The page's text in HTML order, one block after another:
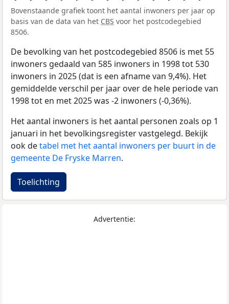
Bovenstaande grafiek toont het aantal inwoners per jaar op
basis van de data van het CBS voor het postcodegebied
8506.
De bevolking van het postcodegebied 8506 is met 55
inwoners gedaald van 585 inwoners in 1998 tot 530
inwoners in 2025 (dat is een afname van 9,4%). Het
gemiddelde verschil per jaar over de hele periode van
1998 tot en met 2025 was -2 inwoners (-0,36%).
Het aantal inwoners is het aantal personen zoals op 1
januari in het bevolkingsregister vastgelegd. Bekijk
ook detabel met het aantal inwoners per buurt in de
gemeente De Fryske Marren.
Toelichting
Advertentie: